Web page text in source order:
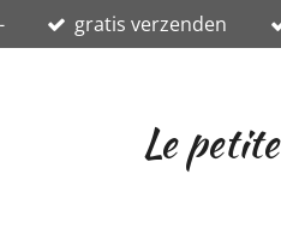
gratis verzenden
Le